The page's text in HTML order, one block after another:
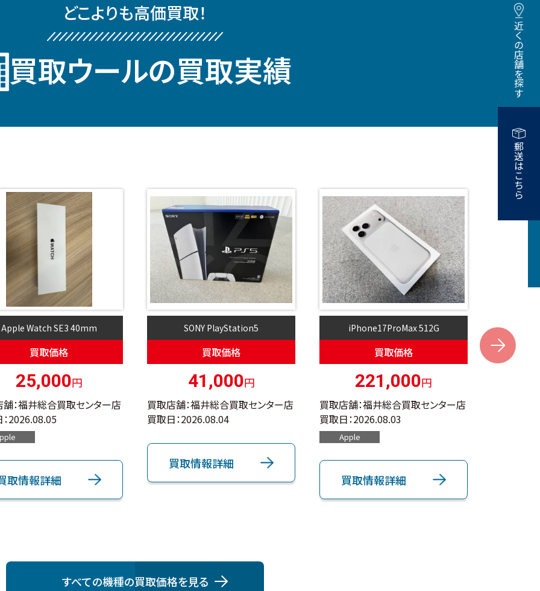
近くの店舗を探す
郵送はこちら
どこよりも⾼価買取！
買取ウールの買取実績
Apple Watch SE3 40mm
買取価格
25,000円
：福井総合買取センター店
2026.08.05
取情報詳細
SONY PlayStation5
買取価格
41,000円
買取店舗：福井総合買取センター店
買取日：2026.08.04
買取情報詳細
iPhone17ProMax 512G
買取価格
221,000円
買取店舗：福井総合買取センター店
買取日：2026.08.03
Apple
買取情報詳細
すべての機種の買取価格を⾒る